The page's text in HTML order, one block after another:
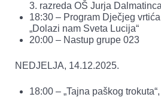
3. razreda OŠ Jurja
18:30 – Program Dječjeg
„Dolazi nam Sveta Lucija“
20:00 – Nastup grupe 023
NEDJELJA, 14.12.2025.
18:00 – „Tajna paškog